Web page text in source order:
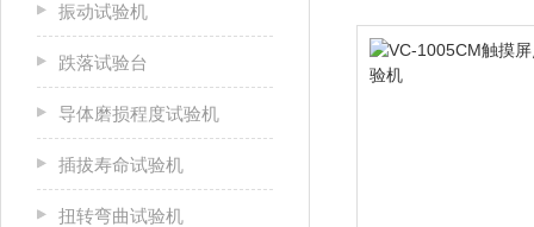
振动试验机
跌落试验台
导体磨损程度试验机
插拔寿命试验机
扭转弯曲试验机